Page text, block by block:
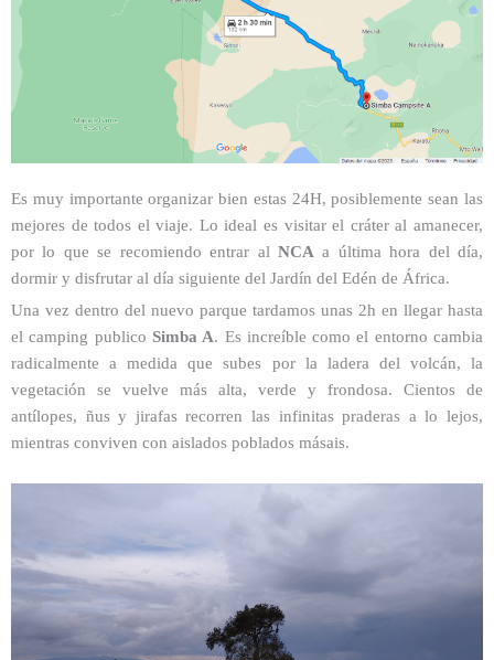
Es muy importante organizar bien estas 24H, posiblemente sean las
mejores de todos el viaje. Lo ideal es visitar el cráter al amanecer,
por lo que se recomiendo entrar al NCA a última hora del día,
dormir y disfrutar al día siguiente del Jardín del Edén de África.
Una vez dentro del nuevo parque tardamos unas 2h en llegar hasta
el camping publico Simba A. Es increíble como el entorno cambia
radicalmente a medida que subes por la ladera del volcán, la
vegetación se vuelve más alta, verde y frondosa. Cientos de
antílopes, ñus y jirafas recorren las infinitas praderas a lo lejos,
mientras conviven con aislados poblados másais.